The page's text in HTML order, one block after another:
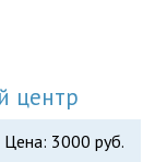
центр
Цена: 3000 руб.